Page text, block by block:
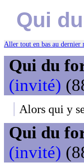
Qui
Aller tout en bas au dernier
Qui du
(invité)
Alors qui y
Qui du
(invité)